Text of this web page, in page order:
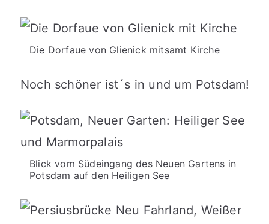
Die Dorfaue von Glienick mitsamt Kirche
Noch schöner ist´s in und um Potsdam!
Blick vom Südeingang des Neuen Gartens in
Potsdam auf den Heiligen See